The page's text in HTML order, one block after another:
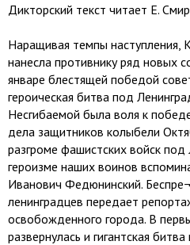
Дикторский текст читает Е.
Наращивая темпы наступления,
нанесла противнику ряд новых
январе блестящей победой
героическая битва под
Несгибаемой была воля к
дела защитников колыбели
разгроме фашистских войск
героизме наших воинов
Иванович Федюнинский.
ленинградцев передает
освобожденного города. В
развернулась и гигантская